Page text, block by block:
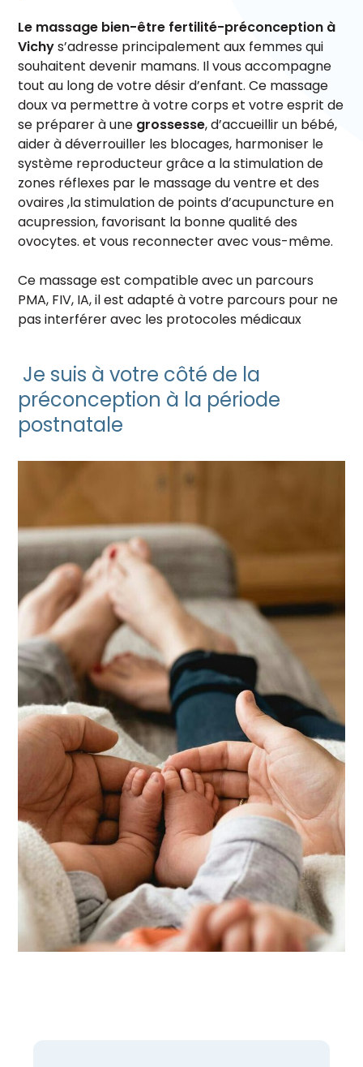
Le massage bien-être fertilité-préconception à
Vichys’adresse principalement aux femmes qui
souhaitent devenir mamans. Il vous accompagne
tout au long de votre désir d’enfant. Ce massage
doux va permettre à votre corps et votre esprit de
se préparer à une grossesse, d’accueillir un bébé,
aider à déverrouiller les blocages, harmoniser le
système reproducteur grâce a la stimulation de
zones réflexes par le massage du ventre et des
ovaires ,la stimulation de points d’acupuncture en
acupression, favorisant la bonne qualité des
ovocytes. et vous reconnecter avec vous-même.
Ce massage est compatible avec un parcours
PMA, FIV, IA, il est adapté à votre parcours pour ne
pas interférer avec les protocoles médicaux
Je suis à votre côté de la
préconception à la période
postnatale